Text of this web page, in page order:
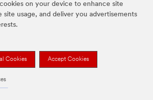
on your device to enhance site
site usage, and deliver you advertisements
Cookies Accept Cookies